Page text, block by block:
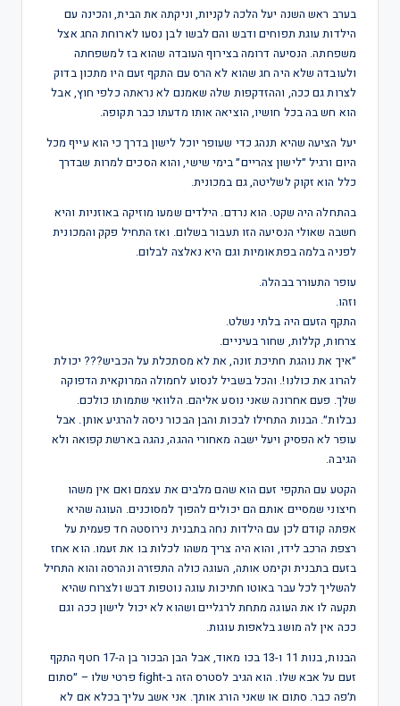
בערב ראש השנה יעל הלכה לקניות, וניקתה את הבית, והכינה עם
הילדות עוגת תפוחים ודבש והם לבשו לבן נסעו לארוחת החג אצל
משפחתה. הנסיעה דרומה בצירוף העובדה שהוא בז למשפחתה
ולעובדה שלא היה חג שהוא לא הרס עם התקף זעם היו מתכון בדוק
לצרות גם ככה, וההזדקפות שלה שאמנם לא נראתה כלפי חוץ, אבל
הוא חש בה בכל חושיו, הוציאה אותו מדעתו כבר תקופה.
יעל הציעה שהיא תנהג כדי שעופר יוכל לישון בדרך כי הוא עייף מכל
היום ורגיל ״לישון צהריים״ בימי שישי, והוא הסכים למרות שבדרך
כלל הוא זקוק לשליטה, גם במכונית.
בהתחלה היה שקט. הוא נרדם. הילדים שמעו מוזיקה באוזניות והיא
חשבה שאולי הנסיעה הזו תעבור בשלום. ואז התחיל פקק והמכונית
לפניה בלמה בפתאומיות וגם היא נאלצה לבלום.
עופר התעורר בבהלה.
וזהו.
התקף הזעם היה בלתי נשלט.
צרחות, קללות, שחור בעיניים.
״איך את נוהגת חתיכת זונה, את לא מסתכלת על הכביש??? יכולת
להרוג את כולנו!. והכל בשביל לנסוע לחמולה המרוקאית הדפוקה
שלך. פעם אחרונה שאני נוסע אליהם. הלוואי שתמותו כולכם.
נבלות״. הבנות התחילו לבכות והבן הבכור ניסה להרגיע אותן. אבל
עופר לא הפסיק ויעל ישבה מאחורי ההגה, נהגה בארשת קפואה ולא
הגיבה.
הקטע עם התקפי זעם הוא שהם מלבים את עצמם ואם אין משהו
חיצוני שמסיים אותם הם יכולים להפוך למסוכנים. העוגה שהיא
אפתה קודם לכן עם הילדות נחה בתבנית נירוסטה חד פעמית על
רצפת הרכב לידו, והוא היה צריך משהו לכלות בו את זעמו. הוא אחז
בזעם בתבנית וקימט אותה, העוגה כולה התפזרה ונהרסה והוא התחיל
להשליך לכל עבר באוטו חתיכות עוגה נוטפות דבש ולצרוח שהיא
תקעה לו את העוגה מתחת לרגליים ושהוא לא יכול לישון ככה וגם
ככה אין לה מושג בלאפות עוגות.
הבנות, בנות 11 ו-13 בכו מאוד, אבל הבן הבכור בן ה-17 חטף התקף
זעם על אבא שלו. הוא הגיב לסטרס הזה ב-fight פרטי שלו – ״סתום
ת׳פה כבר. סתום או שאני הורג אותך. אני אשב עליך בכלא אם לא